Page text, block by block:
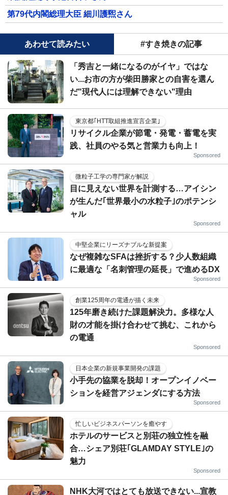
第79代内閣総理大臣 細川護煕さん
あわせて読みたい #すき焼きの記事
「秀吉と一緒になるのがイヤ」ではな
い...お市の方が柴田勝家との自害を選ん
だ"現代人には理解できない"理由
東京都｢HTT取組推進宣言企業｣
リサイクル企業が節電・発電・蓄電を実
践、社員のやる気と営業力も向上！
Sponsored
微粒子工学の専門家が解説
目に見えない世界を計測する…アイシン
が生んだ｢世界最小の水粒子｣のポテンシ
ャル
Sponsored
中堅企業にリーズナブルな新提案
なぜ複雑なSFAは挫折する？少人数組織
に最適な「名刺管理の延長」で進めるDX
Sponsored
創業125周年の電通が描く未来
125年磨き続けた課題解決力。多様な人
財の才能を掛け合わせて挑む、これから
の電通
Sponsored
日本企業の新規事業開発の課題
小手先の協業を脱却！オープンイノベー
ションを経営アジェンダにする方法
Sponsored
忙しいビジネスパーソンを癒やす
ホテルのサービスと別荘の独立性を融
合…シェア別荘｢GLAMDAY STYLE｣の
魅力
Sponsored
NHK大河ではとても放送できない...宣教